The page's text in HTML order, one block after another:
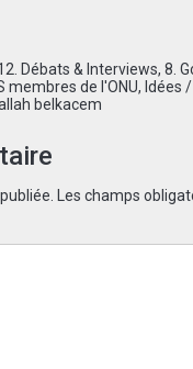
Débats & Interviews, 8.
membres de l'ONU, Idées
belkacem
Les champs